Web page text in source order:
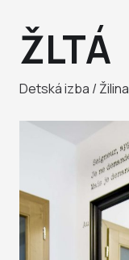
ŽLTÁ
Detská izba / Žilina